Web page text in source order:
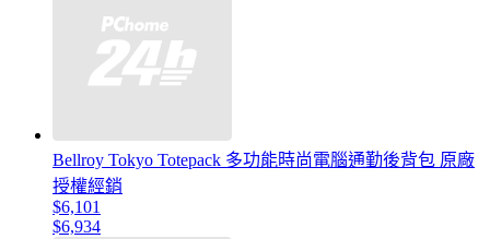
Bellroy Tokyo Totepack 多功能時尚電腦通勤後背包 原廠
授權經銷
$6,101
$6,934